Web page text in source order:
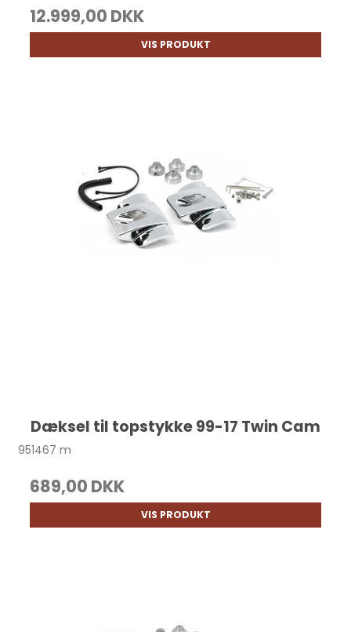
12.999,00 DKK
VIS PRODUKT
Dæksel til topstykke 99-17 Twin Cam
951467 m
689,00 DKK
VIS PRODUKT